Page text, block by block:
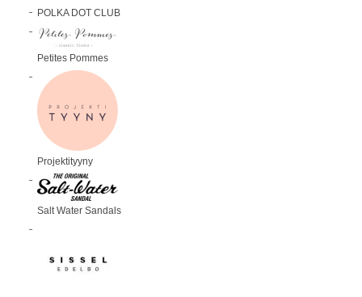
POLKA DOT CLUB
Petites Pommes
Projektityyny
Salt Water Sandals